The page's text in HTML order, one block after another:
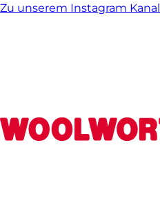
Zu unserem Instagram Kanal